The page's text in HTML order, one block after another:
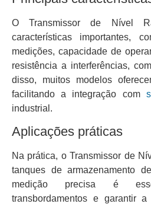
O Transmissor de Nível
características importantes,
medições, capacidade de
resistência a interferências,
disso, muitos modelos
facilitando a integração com
industrial.
Aplicações práticas
Na prática, o Transmissor de
tanques de armazenamento
medição precisa é
transbordamentos e garantir